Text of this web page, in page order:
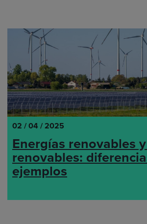
02 / 04 / 2025
Energías renovables
renovables:
ejemplos